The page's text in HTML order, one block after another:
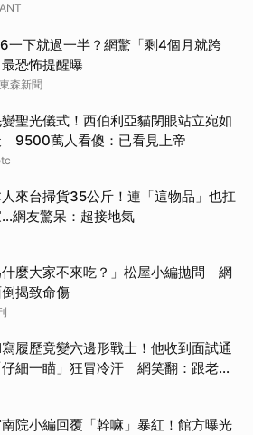
一下就過一半？網驚「剩4個月就跨
恐怖提醒曝
森新聞
聖光儀式！西伯利亞貓閉眼站立宛如
9500萬人看傻：已看見上帝
人來台掃貨35公斤！連「這物品」也扛
網友驚呆：超接地氣
什麼大家不來吃？」松屋小編拋問 網
揭致命傷
履歷竟變六邊形戰士！他收到面試通
細一瞄」狂冒冷汗 網笑翻：跟老闆
來
院小編回覆「幹嘛」暴紅！館方曝光